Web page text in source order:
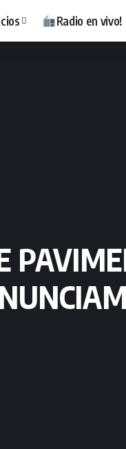
Radio en vivo!